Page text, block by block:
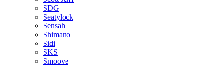
SDG
Seatylock
Sensah
Shimano
Sidi
SKS
Smoove